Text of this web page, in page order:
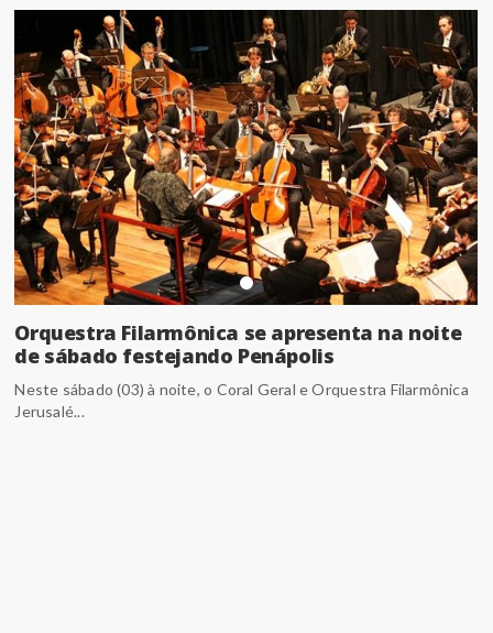
Orquestra Filarmônica se apresenta na noite
de sábado festejando Penápolis
Neste sábado (03) à noite, o Coral Geral e Orquestra Filarmônica
Jerusalé...